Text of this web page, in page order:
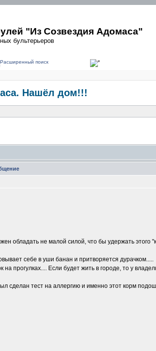
"Из Созвездия Адомаса"
бультерьеров
Нашёл дом!!!
обладать не малой силой, что бы удержать этого
себе в уши банан и притворяется дурачком.....
прогулках.... Если будет жить в городе, то у
сделан тест на аллергию и именно этот корм